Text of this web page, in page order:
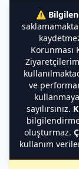
⚠️
ve
sayılırsınız.
oluşturmaz.
kullanım